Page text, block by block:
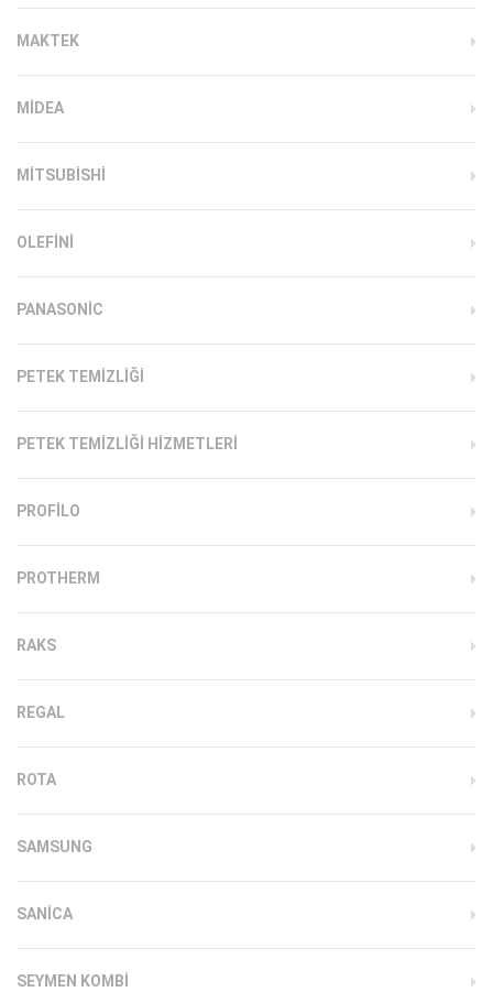
MAKTEK
MIDEA
MITSUBISHI
OLEFINI
PANASONIC
PETEK TEMIZLIĞI
PETEK TEMIZLIĞI HIZMETLERI
PROFILO
PROTHERM
RAKS
REGAL
ROTA
SAMSUNG
SANICA
SEYMEN KOMBI